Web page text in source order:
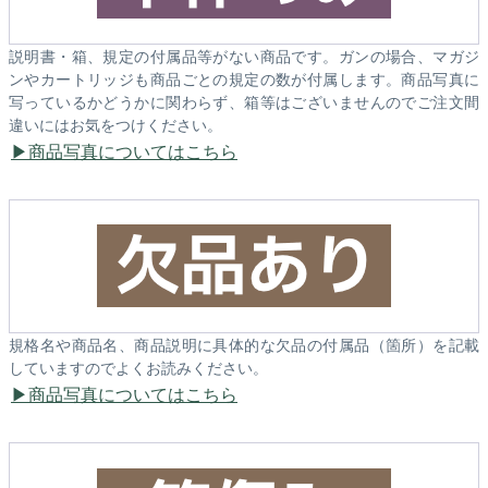
説明書・箱、規定の付属品等がない商品です。ガンの場合、マガジ
ンやカートリッジも商品ごとの規定の数が付属します。商品写真に
写っているかどうかに関わらず、箱等はございませんのでご注文間
違いにはお気をつけください。
商品写真についてはこちら
規格名や商品名、商品説明に具体的な欠品の付属品（箇所）を記載
していますのでよくお読みください。
商品写真についてはこちら